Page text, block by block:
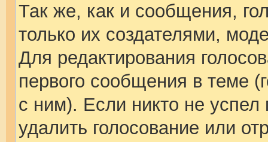
Так же, как и сообщения,
только их создателями,
Для редактирования
первого сообщения в теме
с ним). Если никто не успел
удалить голосование или